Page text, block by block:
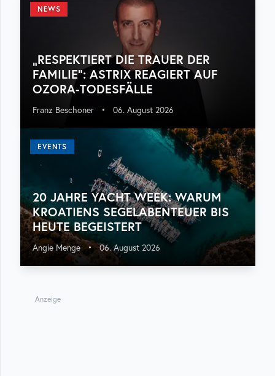
NEWS
„RESPEKTIERT DIE TRAUER DER
FAMILIE“: ASTRIX REAGIERT AUF
OZORA-TODESFÄLLE
Franz Beschoner • 06. August 2026
EVENTS
20 JAHRE YACHT WEEK: WARUM
KROATIENS SEGELABENTEUER BIS
HEUTE BEGEISTERT
Angie Menge • 06. August 2026
Anzeige